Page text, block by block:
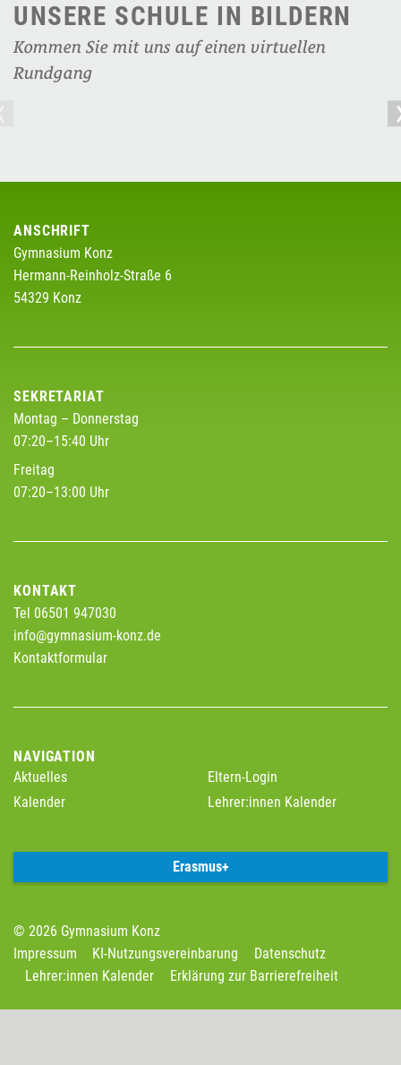
UNSERE SCHULE IN BILDERN
Kommen Sie mit uns auf einen virtuellen
Rundgang
ANSCHRIFT
Gymnasium Konz
Hermann-Reinholz-Straße 6
54329 Konz
SEKRETARIAT
Montag – Donnerstag
07:20–15:40 Uhr
Freitag
07:20–13:00 Uhr
KONTAKT
Tel 06501 947030
info@gymnasium-konz.de
Kontaktformular
NAVIGATION
Aktuelles
Kalender
Eltern-Login
Lehrer:innen Kalender
Erasmus+
© 2026 Gymnasium Konz
Impressum
KI-Nutzungsvereinbarung
Datenschutz
Lehrer:innen Kalender
Erklärung zur Barrierefreiheit